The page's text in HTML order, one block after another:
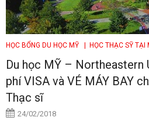
HỌC BỔNG DU HỌC MỸ | HỌC THẠC SỸ TẠI
Du học MỸ – Northeastern
phí VISA và VÉ MÁY BAY
Thạc sĩ
24/02/2018